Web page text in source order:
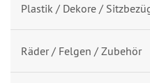
Plastik / Dekore /
Räder / Felgen / Zubehör